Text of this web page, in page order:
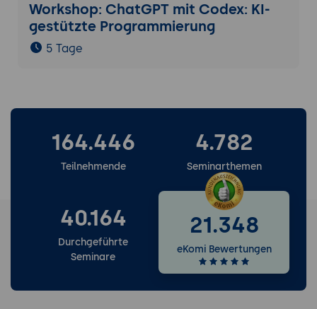
Workshop: ChatGPT mit Codex: KI-
gestützte Programmierung
5 Tage
164.446
Teilnehmende
4.782
Seminarthemen
40.164
Durchgeführte
Seminare
21.348
eKomi Bewertungen